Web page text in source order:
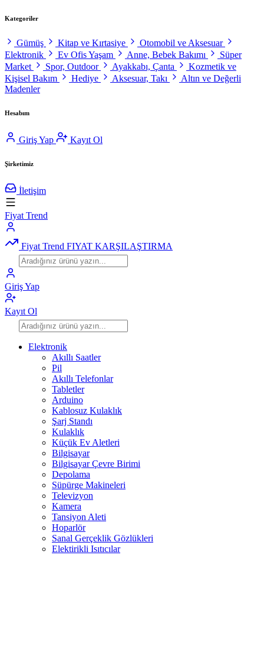
Kategoriler
Gümüş Kitap ve Kırtasiye
Otomobil ve Aksesuar
Elektronik
Ev Ofis Yaşam Anne, Bebek Bakımı
Süper
Market
Spor, Outdoor Ayakkabı, Çanta
Kozmetik ve
Kişisel Bakım
Hediye Aksesuar, Takı
Altın ve Değerli
Madenler
Hesabım
Giriş Yap Kayıt Ol
Şirketimiz
İletişim
Fiyat Trend
Fiyat Trend FIYAT KARŞILAŞTIRMA
Giriş Yap
Kayıt Ol
Elektronik
Akıllı Saatler
Pil
Akıllı Telefonlar
Tabletler
Arduino
Kablosuz Kulaklık
Şarj Standı
Kulaklık
Küçük Ev Aletleri
Bilgisayar
Bilgisayar Çevre Birimi
Depolama
Süpürge Makineleri
Televizyon
Kamera
Tansiyon Aleti
Hoparlör
Sanal Gerçeklik Gözlükleri
Elektirikli Isıtıcılar